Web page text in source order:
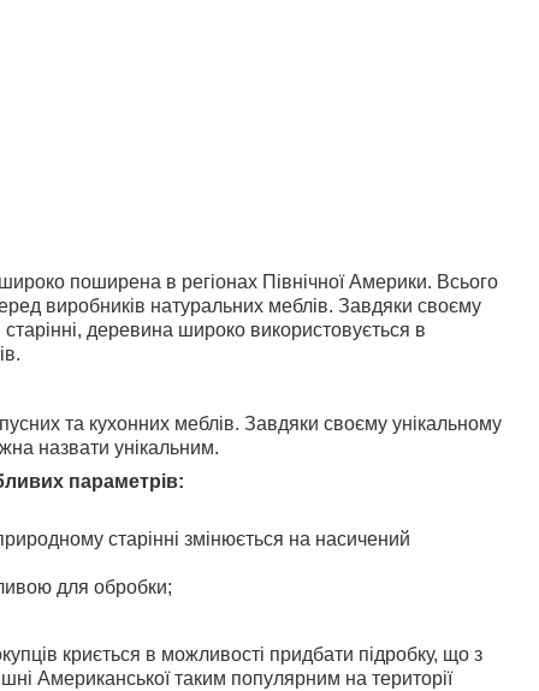
поширена в регіонах Північної Америки. Всього
виробників натуральних меблів. Завдяки своєму
деревина широко використовується в
та кухонних меблів. Завдяки своєму унікальному
назвати унікальним.
параметрів:
старінні змінюється на насичений
для обробки;
криється в можливості придбати підробку, що з
Американської таким популярним на території